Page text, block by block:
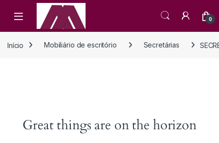
Open 0
Início Mobiliário de escritório Secretárias
Great things are on the horizon